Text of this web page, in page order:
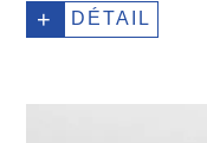
+ DÉTAIL